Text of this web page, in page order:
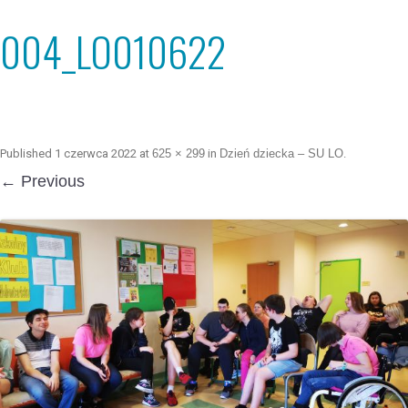
004_LO010622
Published 1 czerwca 2022 at 625 × 299 in Dzień dziecka – SU LO.
← Previous